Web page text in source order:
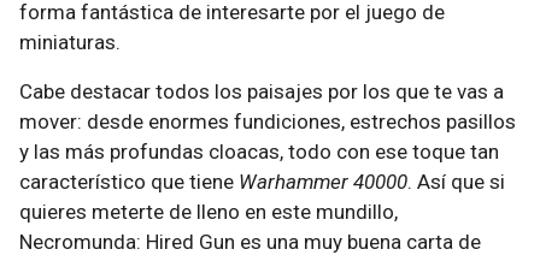
forma fantástica de interesarte por el juego de
miniaturas.
Cabe destacar todos los paisajes por los que te vas a
mover: desde enormes fundiciones, estrechos pasillos
y las más profundas cloacas, todo con ese toque tan
característico que tiene Warhammer 40000. Así que si
quieres meterte de lleno en este mundillo,
Necromunda: Hired Gun es una muy buena carta de